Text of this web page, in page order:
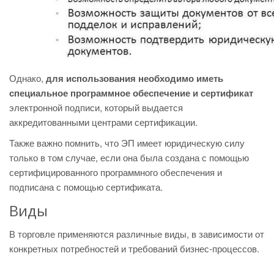
Однако, для использования необходимо иметь
специальное программное обеспечение и сертификат
электронной подписи, который выдается
аккредитованными центрами сертификации.
Также важно помнить, что ЭП имеет юридическую силу
только в том случае, если она была создана с помощью
сертифицированного программного обеспечения и
подписана с помощью сертификата.
Виды
В торговле применяются различные виды, в зависимости от
конкретных потребностей и требований бизнес-процессов.